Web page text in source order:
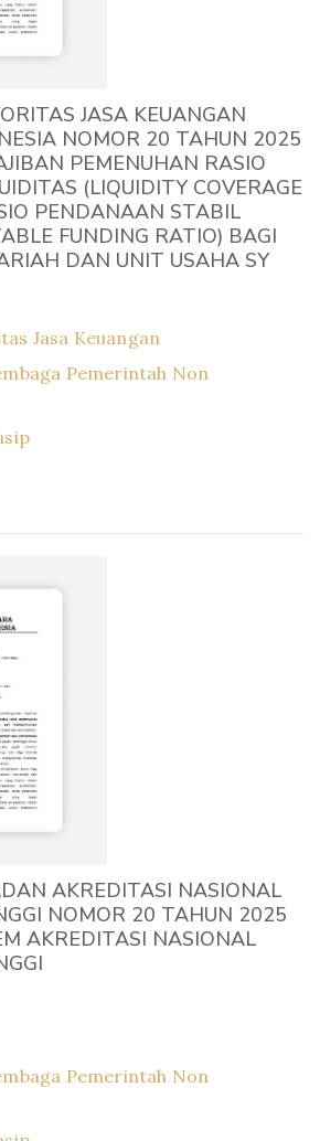
JASA KEUANGAN
NOMOR 20 TAHUN 2025
PEMENUHAN RASIO
(LIQUIDITY COVERAGE
PENDANAAN STABIL
FUNDING RATIO) BAGI
DAN UNIT USAHA SY
Jasa Keuangan
Pemerintah Non
AKREDITASI NASIONAL
NOMOR 20 TAHUN 2025
AKREDITASI NASIONAL
Pemerintah Non